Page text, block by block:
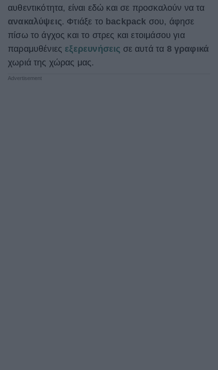
Γάμος
Market News
αυθεντικότητα, είναι εδώ και σε προσκαλούν να τα
ανακαλύψεις. Φτιάξε το backpack σου, άφησε
πίσω το άγχος και το στρες και ετοιμάσου για
παραμυθένιες εξερευνήσεις σε αυτά τα 8 γραφικά
χωριά της χώρας μας.